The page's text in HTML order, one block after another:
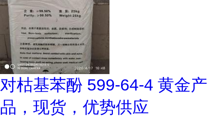
对枯基苯酚 599-64-4 黄金产
品，现货，优势供应